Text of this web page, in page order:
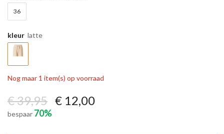
36
kleur latte
Nog maar 1 item(s) op voorraad
€ 39,95 € 12,00
bespaar 70%